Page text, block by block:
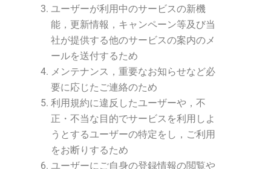
ユーザーが利用中のサービスの新機
能，更新情報，キャンペーン等及び当
社が提供する他のサービスの案内のメ
ールを送付するため
メンテナンス，重要なお知らせなど必
要に応じたご連絡のため
利用規約に違反したユーザーや，不
正・不当な目的でサービスを利用しよ
うとするユーザーの特定をし，ご利用
をお断りするため
ユーザーにご自身の登録情報の閲覧や